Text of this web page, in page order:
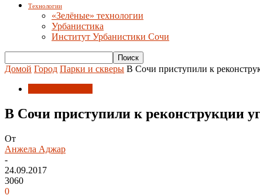
Технологии
«Зелёные» технологии
Урбанистика
Институт Урбанистики Сочи
Домой Город Парки и скверы В Сочи приступили к
В Сочи приступили к реконструкции
От
Анжела Аджар
-
24.09.2017
3060
0